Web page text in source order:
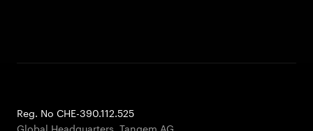
Reg. No CHE-390.112.525
Global Headquarters, Tangem AG